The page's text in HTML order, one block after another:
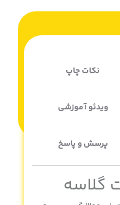
نکات چاپ
ویدئو آموزشی
پرسش و پاسخ
گلاسه